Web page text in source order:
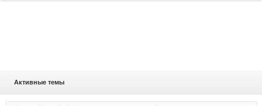
Активные темы